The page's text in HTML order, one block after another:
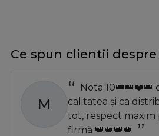
Ce spun clientii despre
M
Nota 10👑👑❤️👑
calitatea și ca
tot, respect maxim
firmă 👑👑👑👑